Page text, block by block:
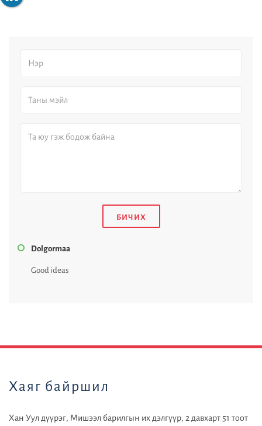
БИЧИХ
Dolgormaa
Good ideas
Хаяг байршил
Хан Уул дүүрэг, Мишээл барилгын их дэлгүүр, 2 давхарт 51 тоот